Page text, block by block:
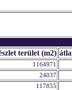
terület (m2)
1164971
24037
117855